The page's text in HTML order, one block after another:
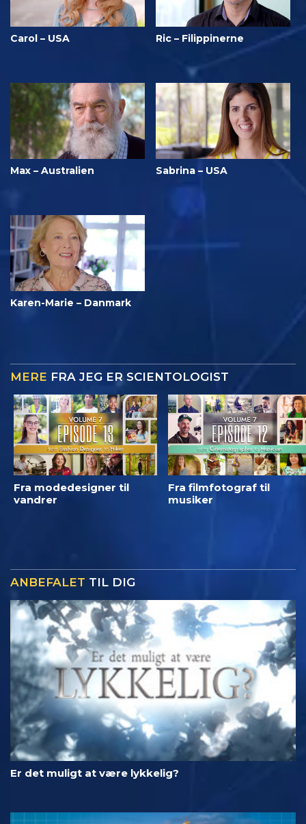
Carol – USA Ric – Filippinerne
Max – Australien Sabrina – USA
Karen-Marie – Danmark
MERE FRA JEG ER SCIENTOLOGIST
Fra modedesigner til
vandrer
Fra filmfotograf til
musiker
ANBEFALET TIL DIG
Er det muligt at være lykkelig?